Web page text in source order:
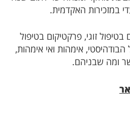
במזכירות האקדמית.
זוגי, פרקטיקום בטיפול
אימהות ואי אימהות,
ומה שבניהם.